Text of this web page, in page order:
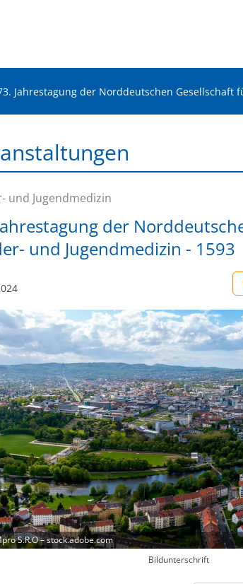
Jahrestagung der Norddeutschen Gesellschaft
und Jugendmedizin
der
und Jugendmedizin - 1593
S.R.O – stock.adobe.com
Bildunterschrift